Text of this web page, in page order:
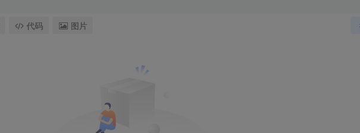
代码 图片